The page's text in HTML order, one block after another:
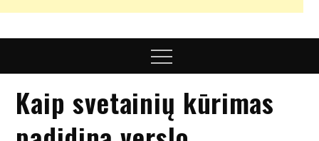
Menu
Kaip svetainių kūrimas